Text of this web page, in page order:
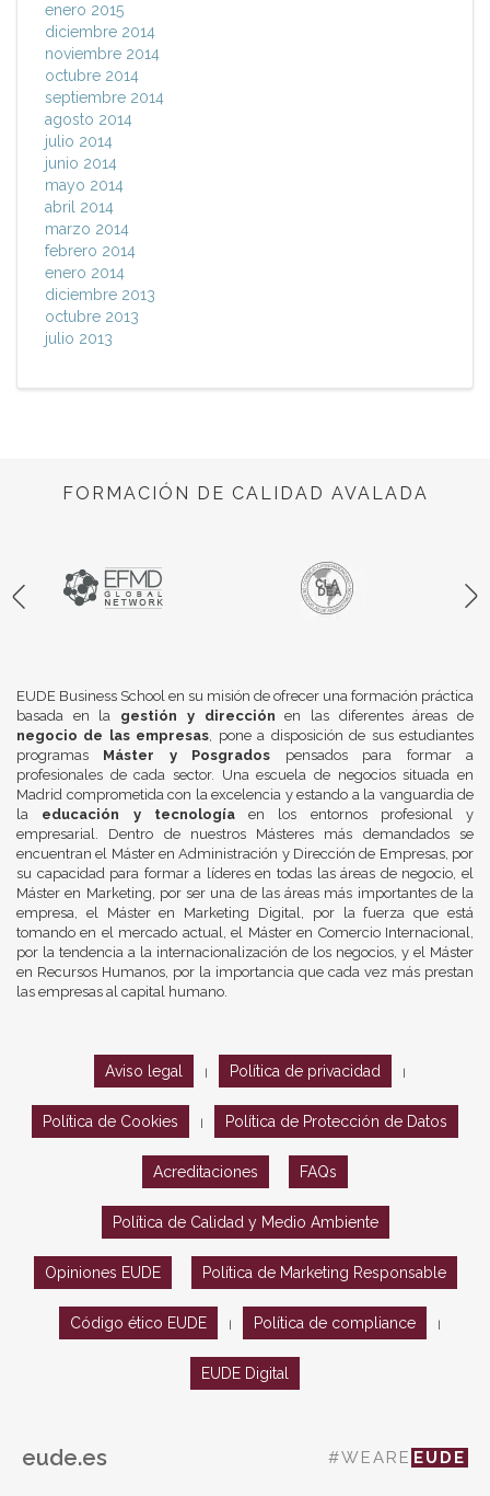
enero 2015
diciembre 2014
noviembre 2014
octubre 2014
septiembre 2014
agosto 2014
julio 2014
junio 2014
mayo 2014
abril 2014
marzo 2014
febrero 2014
enero 2014
diciembre 2013
octubre 2013
julio 2013
FORMACIÓN DE CALIDAD AVALADA
EUDE Business School en su misión de ofrecer una formación práctica
basada en la gestión y dirección en las diferentes áreas de
negocio de las empresas, pone a disposición de sus estudiantes
programas Máster y Posgrados pensados para formar a
profesionales de cada sector. Una escuela de negocios situada en
Madrid comprometida con la excelencia y estando a la vanguardia de
la educación y tecnologíaen los entornos profesional y
empresarial. Dentro de nuestros Másteres más demandados se
encuentran el Máster en Administración y Dirección de Empresas, por
su capacidad para formar a líderes en todas las áreas de negocio, el
Máster en Marketing, por ser una de las áreas más importantes de la
empresa, el Máster en Marketing Digital, por la fuerza que está
tomando en el mercado actual, el Máster en Comercio Internacional,
por la tendencia a la internacionalización de los negocios, y el Máster
en Recursos Humanos, por la importancia que cada vez más prestan
las empresas al capital humano.
Aviso legal Política de privacidad
Política de Cookies Política de Protección de Datos
Acreditaciones FAQs
Política de Calidad y Medio Ambiente
Opiniones EUDE Política de Marketing Responsable
Código ético EUDE Política de compliance
EUDE Digital
eude.es #WEARE EUDE